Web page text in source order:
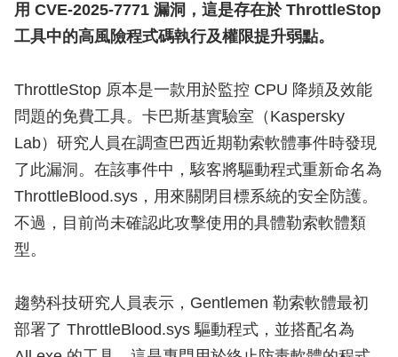
用 CVE-2025-7771 漏洞，這是存在於 ThrottleStop
工具中的高風險程式碼執行及權限提升弱點。
ThrottleStop 原本是一款用於監控 CPU 降頻及效能
問題的免費工具。卡巴斯基實驗室（Kaspersky
Lab）研究人員在調查巴西近期勒索軟體事件時發現
了此漏洞。在該事件中，駭客將驅動程式重新命名為
ThrottleBlood.sys，用來關閉目標系統的安全防護。
不過，目前尚未確認此攻擊使用的具體勒索軟體類
型。
趨勢科技研究人員表示，Gentlemen 勒索軟體最初
部署了 ThrottleBlood.sys 驅動程式，並搭配名為